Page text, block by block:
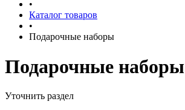
•
Каталог товаров
•
Подарочные наборы
Подарочные наборы
Уточнить раздел